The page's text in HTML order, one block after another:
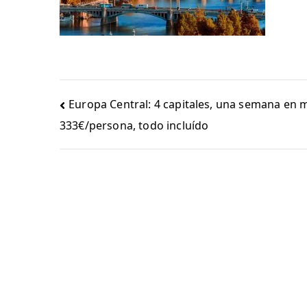
Navegación
de
entradas
Europa Central: 4 capitales, una semana en
333€/persona, todo incluído